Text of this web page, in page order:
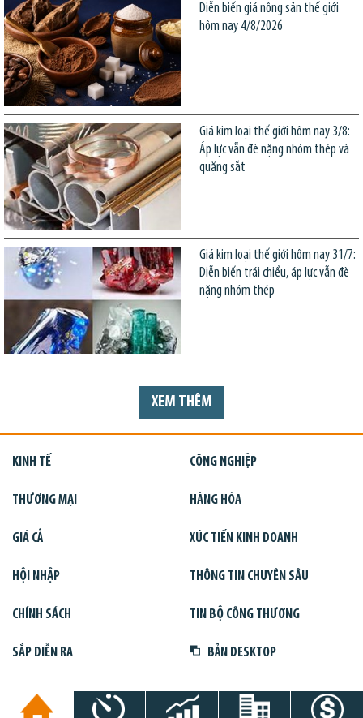
Diễn biến giá nông sản thế giới
hôm nay 4/8/2026
Giá kim loại thế giới hôm nay 3/8:
Áp lực vẫn đè nặng nhóm thép và
quặng sắt
Giá kim loại thế giới hôm nay 31/7:
Diễn biến trái chiều, áp lực vẫn đè
nặng nhóm thép
XEM THÊM
KINH TẾ CÔNG NGHIỆP
THƯƠNG MẠI HÀNG HÓA
GIÁ CẢ XÚC TIẾN KINH DOANH
HỘI NHẬP THÔNG TIN CHUYÊN SÂU
CHÍNH SÁCH TIN BỘ CÔNG THƯƠNG
SẮP DIỄN RA BẢN DESKTOP